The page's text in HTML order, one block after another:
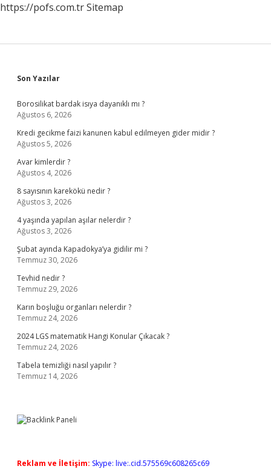
https://pofs.com.trSitemap
Sidebar
Son Yazılar
Borosilikat bardak isıya dayanıklı mı ?
Ağustos 6, 2026
Kredi gecikme faizi kanunen kabul edilmeyen gider midir ?
Ağustos 5, 2026
Avar kimlerdir ?
Ağustos 4, 2026
8 sayısının karekökü nedir ?
Ağustos 3, 2026
4 yaşında yapılan aşılar nelerdir ?
Ağustos 3, 2026
Şubat ayında Kapadokya’ya gidilir mi ?
Temmuz 30, 2026
Tevhid nedir ?
Temmuz 29, 2026
Karın boşluğu organları nelerdir ?
Temmuz 24, 2026
2024 LGS matematik Hangi Konular Çıkacak ?
Temmuz 24, 2026
Tabela temizliği nasıl yapılır ?
Temmuz 14, 2026
Reklam ve İletişim: Skype: live:.cid.575569c608265c69